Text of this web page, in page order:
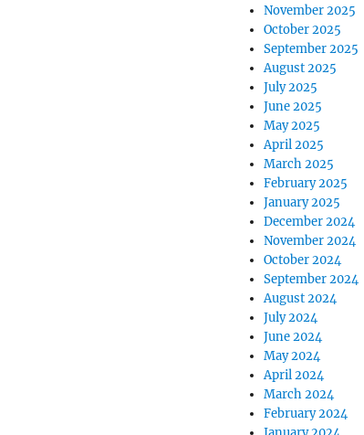
November 2025
October 2025
September 2025
August 2025
July 2025
June 2025
May 2025
April 2025
March 2025
February 2025
January 2025
December 2024
November 2024
October 2024
September 2024
August 2024
July 2024
June 2024
May 2024
April 2024
March 2024
February 2024